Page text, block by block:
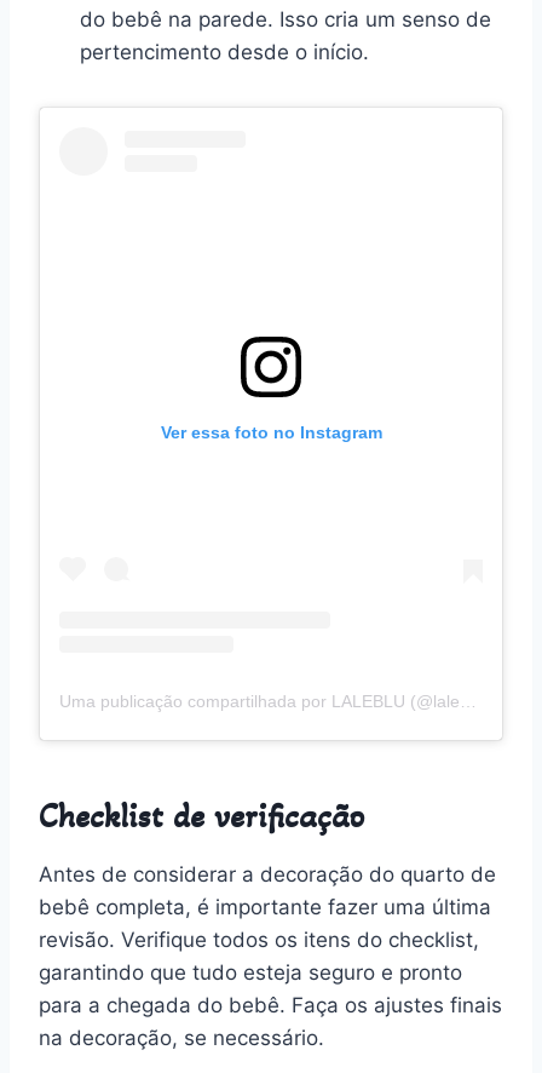
do bebê na parede. Isso cria um senso de
pertencimento desde o início.
Ver essa foto no Instagram
Checklist de verificação
Antes de considerar a decoração do quarto de
bebê completa, é importante fazer uma última
revisão. Verifique todos os itens do checklist,
garantindo que tudo esteja seguro e pronto
para a chegada do bebê. Faça os ajustes finais
na decoração, se necessário.